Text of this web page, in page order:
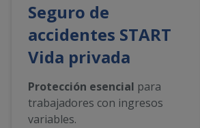
Seguro de
accidentes START
Vida privada
Protección esencial para
trabajadores con ingresos
variables.